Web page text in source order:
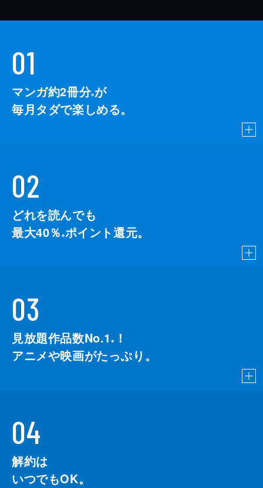
01
マンガ約2冊分※が
毎月タダで楽しめる。
02
どれを読んでも
最大40％ ※ポイント還元。
03
見放題作品数No.1 ※
！
アニメや映画がたっぷり。
04
解約は
いつでもOK。